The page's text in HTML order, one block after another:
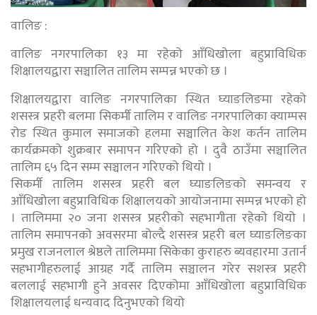
वालिङ :
वालिङ नगरपालिका १३ मा रहेको आँधिखोला बहुप्राविधिक
शिक्षालयद्वारा सञ्चालित तालिम सम्पन्न भएको छ ।
शिक्षालयद्वारा वालिङ नगरपालिका स्थित घ्याङलिङमा रहेको
शसस्त्र प्रहरी बलमा सिकर्मी तालिम र वालिङ नगरपालिका क्याम्पस
रोड स्थित कुमाल समाजको हलमा सञ्चालित केश कर्तन तालिम
कार्यक्रमको शुक्रबार समापन गरिएको हो । दुवै ठाउँमा सञ्चालित
तालिम ६५ दिन सम्म सञ्चालन गरिएको थियो ।
सिकर्मी तालिम शसस्त्र प्रहरी बल घ्याङलिङको समन्वय र
आँधिखोला बहुप्राविधिक शिक्षालयको आयोजनामा सम्पन्न भएको हो
। तालिममा २० जना शसस्त्र प्रहरीको सहभागीता रहेको थियो ।
तालिम समापनको अवसरमा बोल्दै शसस्त्र प्रहरी बल घ्याङलिङका
प्रमुख राजनलाल श्रेष्ठले तालिममा सिकेका कुराहरु ब्यवहारमा उतार्न
सहभागीहरुलाई आग्रह गर्दै तालिम सञ्चालन गरेर सशस्त्र प्रहरी
बललाई सहभागी हुने अवसर दिएकोमा आँधिखोला बहुप्राविधिक
शिक्षालयलाई धन्यवाद दिनुभएको थियो